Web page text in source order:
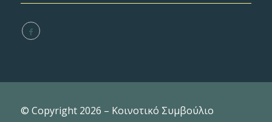
© Copyright 2026 – Κοινοτικό Συμβούλιο